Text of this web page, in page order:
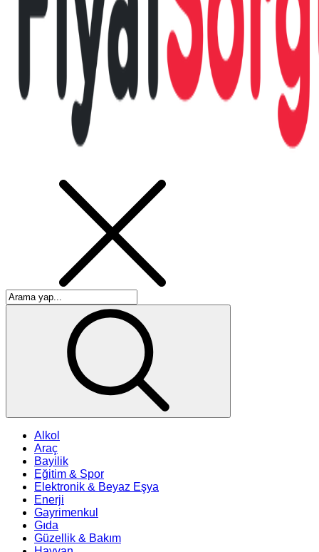
Alkol
Araç
Bayilik
Eğitim & Spor
Elektronik & Beyaz Eşya
Enerji
Gayrimenkul
Gıda
Güzellik & Bakım